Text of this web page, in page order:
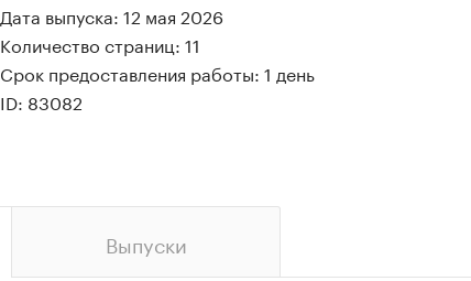
Дата выпуска: 12 мая 2026
Количество страниц: 11
Срок предоставления работы: 1 день
ID: 83082
Выпуски